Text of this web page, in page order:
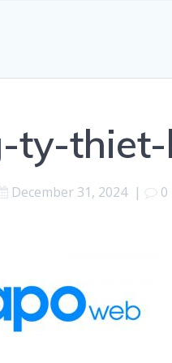
ty-
December 31, 2024| 0